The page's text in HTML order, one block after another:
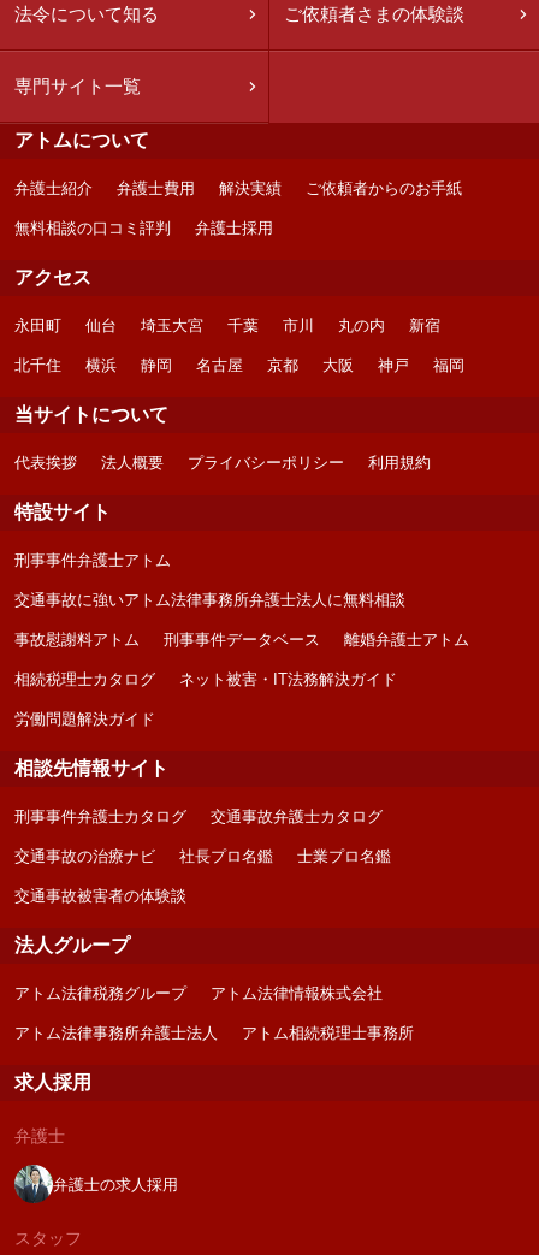
法令について知る ご依頼者さまの体験談
専門サイト一覧
アトムについて
弁護士紹介 弁護士費用 解決実績 ご依頼者からのお手紙
無料相談の口コミ評判 弁護士採用
アクセス
永田町 仙台 埼玉大宮 千葉 市川 丸の内 新宿
北千住 横浜 静岡 名古屋 京都 大阪 神戸 福岡
当サイトについて
代表挨拶 法人概要 プライバシーポリシー 利用規約
特設サイト
刑事事件弁護士アトム
交通事故に強いアトム法律事務所弁護士法人に無料相談
事故慰謝料アトム 刑事事件データベース 離婚弁護士アトム
相続税理士カタログ ネット被害・IT法務解決ガイド
労働問題解決ガイド
相談先情報サイト
刑事事件弁護士カタログ 交通事故弁護士カタログ
交通事故の治療ナビ 社長プロ名鑑 士業プロ名鑑
交通事故被害者の体験談
法人グループ
アトム法律税務グループ アトム法律情報株式会社
アトム法律事務所弁護士法人 アトム相続税理士事務所
求人採用
弁護士
弁護士の求人採用
スタッフ